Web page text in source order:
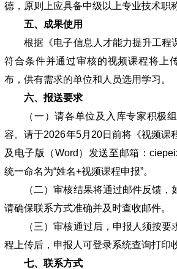
德，原则上应具备中级以上专业技术职
五、成果使用
根据《电子信息人才能力提升工程
符合条件并通过审核的视频课程将上
布，供有需求的单位和人员选用学习。
六、报送要求
（一）请各单位及入库专家积极
容。请于2026年5月20日前将《视频课
及电子版（Word）发送至邮箱：
统一命名为“姓名+视频课程申报”。
（二）审核结果将通过邮件反馈
请确保联系方式准确并及时查收邮件。
（三）审核通过后，申报人须按
程上传后，申报人可登录系统查询打印
七、联系方式